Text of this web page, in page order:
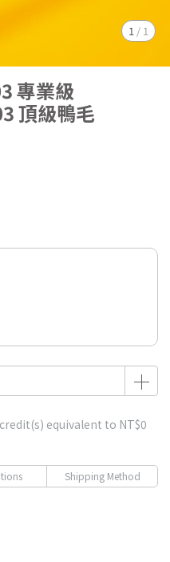
1 / 1
專業級
頂級鴨毛
credit(s) equivalent to NT$0
Shipping Method